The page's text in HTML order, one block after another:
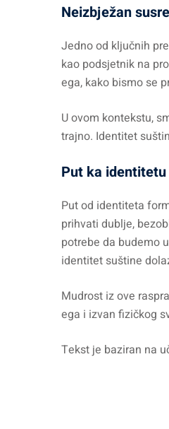
Neizbježan
Jedno od ključnih
kao podsjetnik na
ega, kako bismo se
U ovom kontekstu,
trajno. Identitet
Put ka
Put od identiteta
prihvati dublje,
potrebe da budemo
identitet suštine
Mudrost iz ove
ega i izvan fizičkog
Tekst je baziran na